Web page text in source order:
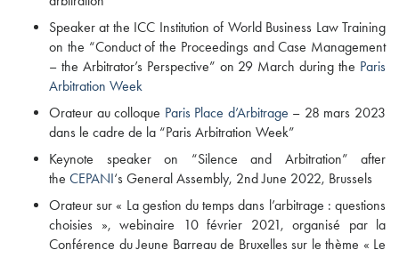
Speaker at the ICC Institution of World Business Law Training
on the “Conduct of the Proceedings and Case Management
– the Arbitrator’s Perspective” on 29 March during the Paris
Arbitration Week
Orateur au colloque Paris Place d’Arbitrage – 28 mars 2023
dans le cadre de la “Paris Arbitration Week”
Keynote speaker on “Silence and Arbitration” after
the CEPANI‘s General Assembly, 2nd June 2022, Brussels
Orateur sur « La gestion du temps dans l’arbitrage : questions
choisies », webinaire 10 février 2021, organisé par la
Conférence du Jeune Barreau de Bruxelles sur le thème « Le